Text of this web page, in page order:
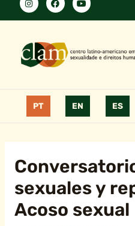
PT EN ES
sexuales y
Acoso sexual